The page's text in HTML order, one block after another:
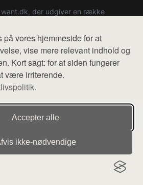
på vores hjemmeside for at
vise mere relevant indhold og
Kort sagt: for at siden fungerer
være irriterende.
Accepter alle
ikke‑nødvendige
want.dk, der udgiver en række
ikke varer fra denne side - vi
sælger varen. Vi har heller ikke
Alle rettigheder forbeholdes.